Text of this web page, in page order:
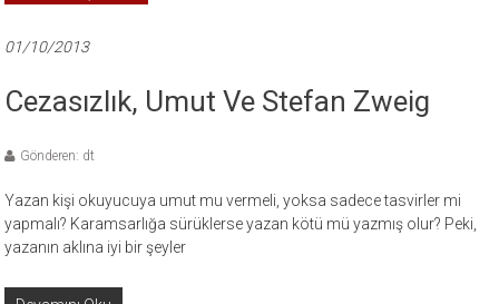
01/10/2013
Cezasızlık, Umut Ve Stefan Zweig
Gönderen: dt
Yazan kişi okuyucuya umut mu vermeli, yoksa sadece tasvirler mi
yapmalı? Karamsarlığa sürüklerse yazan kötü mü yazmış olur? Peki,
yazanın aklına iyi bir şeyler